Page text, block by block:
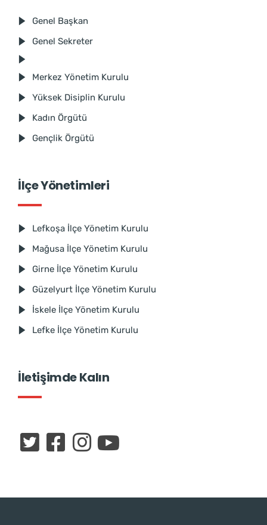
Genel Başkan
Genel Sekreter
Merkez Yönetim Kurulu
Yüksek Disiplin Kurulu
Kadın Örgütü
Gençlik Örgütü
İlçe Yönetimleri
Lefkoşa İlçe Yönetim Kurulu
Mağusa İlçe Yönetim Kurulu
Girne İlçe Yönetim Kurulu
Güzelyurt İlçe Yönetim Kurulu
İskele İlçe Yönetim Kurulu
Lefke İlçe Yönetim Kurulu
İletişimde Kalın